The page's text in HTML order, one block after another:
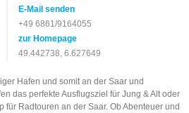
E-Mail senden
+49 6861/9164055
zur Homepage
49.442738, 6.627649
Hafen und somit an der Saar und
das perfekte Ausflugsziel für Jung & Alt oder
für Radtouren an der Saar. Ob Abenteuer und